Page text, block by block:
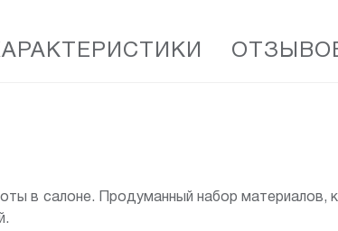
в салоне. Продуманный набор материалов,